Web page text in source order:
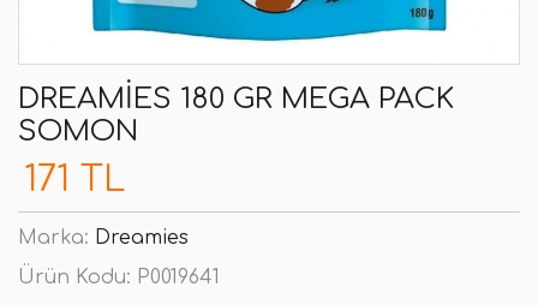
DREAMIES 180 GR MEGA PACK
SOMON
171 TL
Marka: Dreamies
Ürün Kodu: P0019641